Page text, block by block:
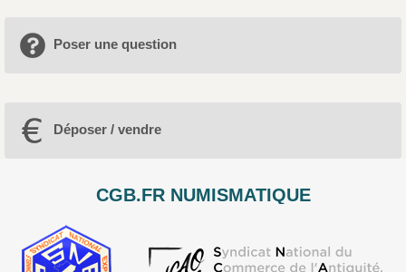
Poser une question
Déposer / vendre
CGB.FR NUMISMATIQUE